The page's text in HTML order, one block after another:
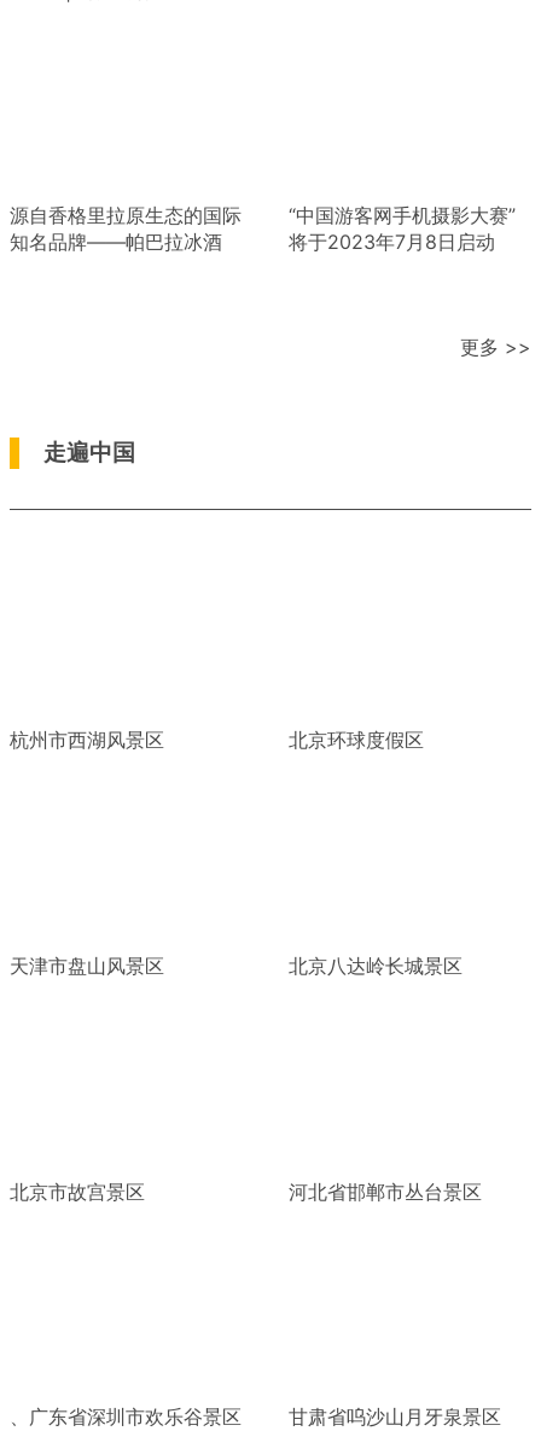
源自香格里拉原生态的国际
知名品牌——帕巴拉冰酒
“中国游客网手机摄影大赛”
将于2023年7月8日启动
更多 >>
走遍中国
杭州市西湖风景区 北京环球度假区
天津市盘山风景区 北京八达岭长城景区
北京市故宫景区 河北省邯郸市丛台景区
、广东省深圳市欢乐谷景区 甘肃省呜沙山月牙泉景区